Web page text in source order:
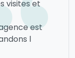
visites et
est
l